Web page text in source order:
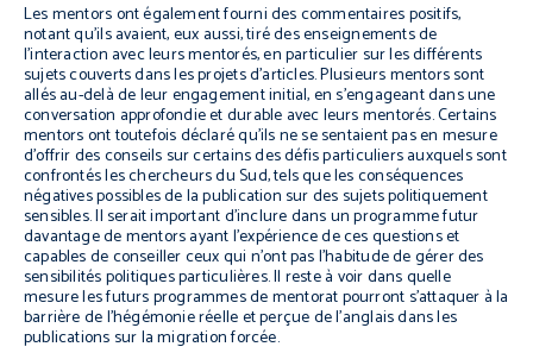
Les mentors ont également fourni des commentaires positifs,
notant qu’ils avaient, eux aussi, tiré des enseignements de
l’interaction avec leurs mentorés, en particulier sur les différents
sujets couverts dans les projets d’articles. Plusieurs mentors sont
allés au-delà de leur engagement initial, en s’engageant dans une
conversation approfondie et durable avec leurs mentorés. Certains
mentors ont toutefois déclaré qu’ils ne se sentaient pas en mesure
d’offrir des conseils sur certains des défis particuliers auxquels sont
confrontés les chercheurs du Sud, tels que les conséquences
négatives possibles de la publication sur des sujets politiquement
sensibles. Il serait important d’inclure dans un programme futur
davantage de mentors ayant l’expérience de ces questions et
capables de conseiller ceux qui n’ont pas l’habitude de gérer des
sensibilités politiques particulières. Il reste à voir dans quelle
mesure les futurs programmes de mentorat pourront s’attaquer à la
barrière de l’hégémonie réelle et perçue de l’anglais dans les
publications sur la migration forcée.